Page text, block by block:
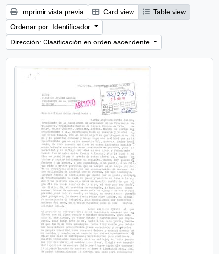
Imprimir vista previa Card view
Table view
Ordenar por: Identificador
Dirección: Clasificación en orden ascendente